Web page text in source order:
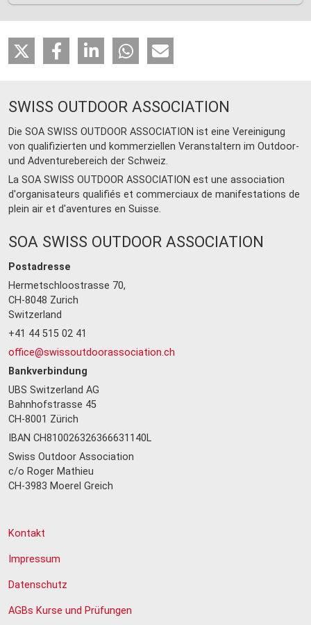
SWISS OUTDOOR ASSOCIATION
Die SOA SWISS OUTDOOR ASSOCIATION ist eine Vereinigung
von qualifizierten und kommerziellen Veranstaltern im Outdoor-
und Adventurebereich der Schweiz.
La SOA SWISS OUTDOOR ASSOCIATION est une association
d'organisateurs qualifiés et commerciaux de manifestations de
plein air et d'aventures en Suisse.
SOA SWISS OUTDOOR ASSOCIATION
Postadresse
Hermetschloostrasse 70,
CH-8048 Zurich
Switzerland
+41 44 515 02 41
office@swissoutdoorassociation.ch
Bankverbindung
UBS Switzerland AG
Bahnhofstrasse 45
CH-8001 Zürich
IBAN CH810026326366631140L
Swiss Outdoor Association
c/o Roger Mathieu
CH-3983 Moerel Greich
Kontakt
Impressum
Datenschutz
AGBs Kurse und Prüfungen